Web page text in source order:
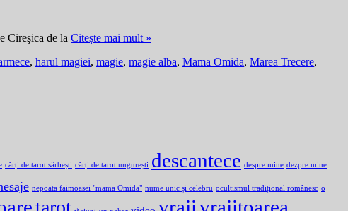
Cireşica de la Citește mai mult »
, harul magiei, magie, magie alba, Mama Omida, Marea Trecere,
cărți de tarot sârbești cărți de tarot ungurești descantece despre mine dezpre mine
nepoata faimoasei "mama Omida" nume unic și celebru ocultismul tradițional românesc o
vrajivrajitoarea